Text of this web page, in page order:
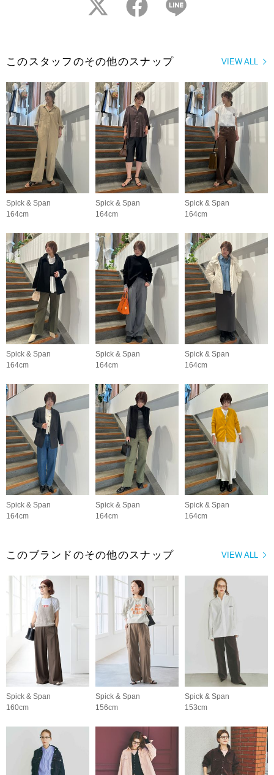
VIEW ALL
このスタッフのその他のスナップ
Spick & Span
164cm
Spick & Span
164cm
Spick & Span
164cm
Spick & Span
164cm
Spick & Span
164cm
Spick & Span
164cm
Spick & Span
164cm
Spick & Span
164cm
Spick & Span
164cm
VIEW ALL
このブランドのその他のスナップ
Spick & Span
160cm
Spick & Span
156cm
Spick & Span
153cm